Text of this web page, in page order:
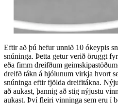
Eftir að þú hefur unnið 10 ókeypis
snúninga. Þetta getur verið öruggt
eða fimm dreifðum
dreifð tákn á hjólunum virkja hvort
snúninga eftir fjölda dreifitákna.
að aukast, þannig að stig nýjustu
aukast. Því fleiri vinninga sem eru í